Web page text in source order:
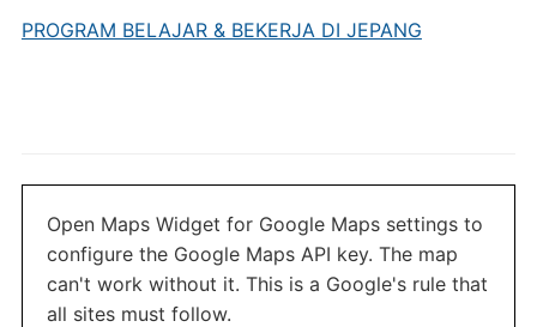
PROGRAM BELAJAR & BEKERJA DI JEPANG
Open Maps Widget for Google Maps settings to
configure the Google Maps API key. The map
can't work without it. This is a Google's rule that
all sites must follow.